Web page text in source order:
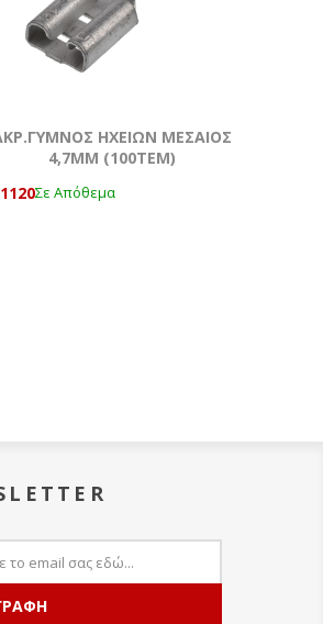
ΗΧΕΙΩΝ ΜΕΣΑΙΟΣ
4,7ΜΜ (100ΤΕΜ)
Σε Απόθεμα